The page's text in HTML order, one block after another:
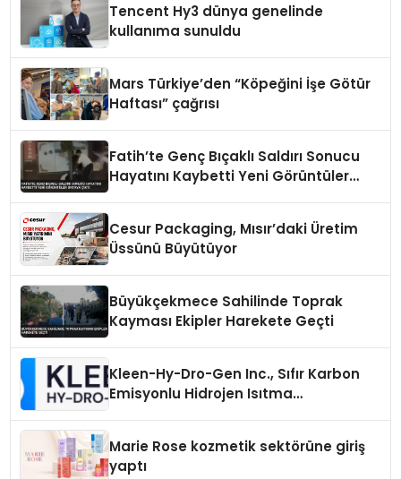
Tencent Hy3 dünya genelinde
kullanıma sunuldu
Mars Türkiye’den “Köpeğini İşe Götür
Haftası” çağrısı
Fatih’te Genç Bıçaklı Saldırı Sonucu
Hayatını Kaybetti Yeni Görüntüler
Cesur Packaging, Mısır’daki Üretim
Üssünü Büyütüyor
Büyükçekmece Sahilinde Toprak
Kayması Ekipler Harekete Geçti
Kleen-Hy-Dro-Gen Inc., Sıfır Karbon
Emisyonlu Hidrojen Isıtma
Marie Rose kozmetik sektörüne giriş
yaptı